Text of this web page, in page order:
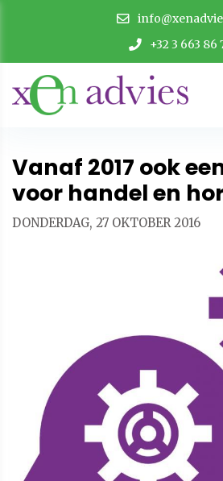
+32 3 663 86
Vanaf 2017 ook
voor handel en
DONDERDAG, 27 OKTOBER 2016